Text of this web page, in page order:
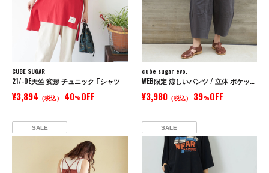
CUBE SUGAR
21/-OE天竺 変形 チュニック Tシャツ
¥3,894 （税込） 40%OFF
cube sugar evo.
WEB限定 涼しいパンツ / 立体 ポケット イージー コクーンパンツ
¥3,980（税込） 39%OFF
SALE SALE